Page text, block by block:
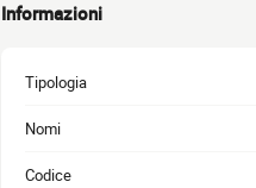
Informazioni
Tipologia
Nomi
Codice